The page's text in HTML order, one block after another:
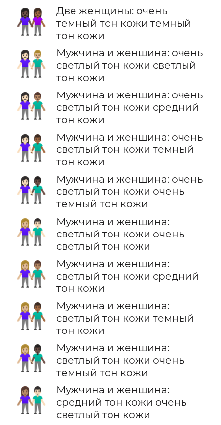
👩🏿‍🤝‍👩🏾
Две женщины: очень
темный тон кожи темный
тон кожи
👩🏻‍🤝‍👨🏼
Мужчина и женщина: очень
светлый тон кожи светлый
тон кожи
👩🏻‍🤝‍👨🏽
Мужчина и женщина: очень
светлый тон кожи средний
тон кожи
👩🏻‍🤝‍👨🏾
Мужчина и женщина: очень
светлый тон кожи темный
тон кожи
👩🏻‍🤝‍👨🏿
Мужчина и женщина: очень
светлый тон кожи очень
темный тон кожи
👩🏼‍🤝‍👨🏻
Мужчина и женщина:
светлый тон кожи очень
светлый тон кожи
👩🏼‍🤝‍👨🏽
Мужчина и женщина:
светлый тон кожи средний
тон кожи
👩🏼‍🤝‍👨🏾
Мужчина и женщина:
светлый тон кожи темный
тон кожи
👩🏼‍🤝‍👨🏿
Мужчина и женщина:
светлый тон кожи очень
темный тон кожи
👩🏽‍🤝‍👨🏻
Мужчина и женщина:
средний тон кожи очень
светлый тон кожи